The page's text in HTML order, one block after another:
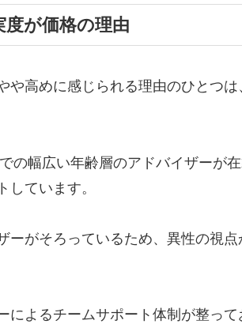
が価格の理由
や高めに感じられる理由のひとつ
の幅広い年齢層のアドバイザーが
しています。
ーがそろっているため、異性の視
によるチームサポート体制が整っ